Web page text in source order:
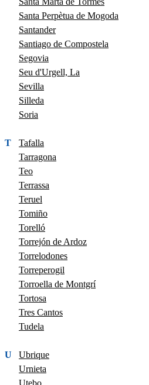
Santa Perpètua de Mogoda
Santander
Santiago de Compostela
Segovia
Seu d'Urgell, La
Sevilla
Silleda
Soria
T
Tafalla
Tarragona
Teo
Terrassa
Teruel
Tomiño
Torelló
Torrejón de Ardoz
Torrelodones
Torreperogil
Torroella de Montgrí
Tortosa
Tres Cantos
Tudela
U
Ubrique
Urnieta
Utebo